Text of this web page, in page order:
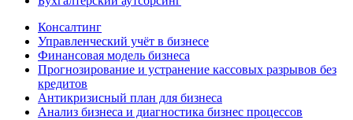
Консалтинг
Управленческий учёт в бизнесе
Финансовая модель бизнеса
Прогнозирование и устранение кассовых разрывов без
кредитов
Антикризисный план для бизнеса
Анализ бизнеса и диагностика бизнес процессов